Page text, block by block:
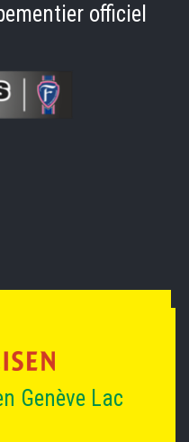
officiel
Genève Lac